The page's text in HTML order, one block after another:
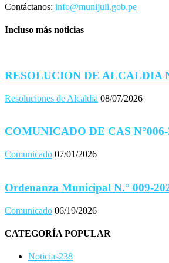
Contáctanos: info@munijuli.gob.pe
Incluso más noticias
RESOLUCION DE ALCALDIA
Resoluciones de Alcaldia 08/07/2026
COMUNICADO DE CAS
Comunicado 07/01/2026
Ordenanza Municipal N.° 009-
Comunicado 06/19/2026
CATEGORÍA POPULAR
Noticias238